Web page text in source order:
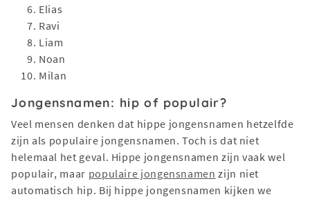
Elias
Ravi
Liam
Noan
Milan
Jongensnamen: hip of populair?
Veel mensen denken dat hippe jongensnamen hetzelfde
zijn als populaire jongensnamen. Toch is dat niet
helemaal het geval. Hippe jongensnamen zijn vaak wel
populair, maar populaire jongensnamen zijn niet
automatisch hip. Bij hippe jongensnamen kijken we